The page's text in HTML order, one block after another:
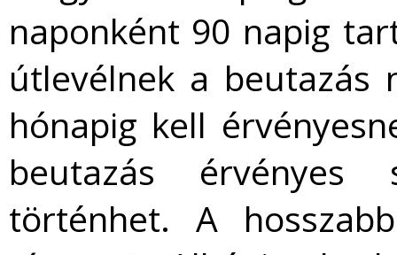
naponként 90 napig
útlevélnek a beutazás
hónapig kell
beutazás érvényes
történhet. A